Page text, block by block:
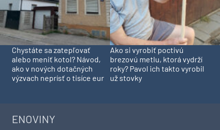
Chystáte sa zatepľovať
alebo meniť kotol? Návod,
ako v nových dotačných
výzvach neprísť o tisíce eur
Ako si vyrobiť poctivú
brezovú metlu, ktorá vydrží
roky? Pavol ich takto vyrobil
už stovky
ENOVINY